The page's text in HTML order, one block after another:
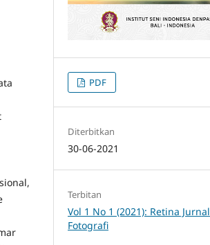
PDF
Diterbitkan
30-06-2021
Terbitan
Vol 1 No 1 (2021): Retina Jurnal
Fotografi